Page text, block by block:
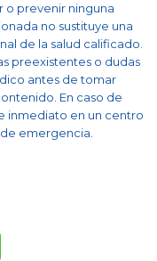
o prevenir ninguna
no sustituye una
de la salud calificado.
preexistentes o dudas
antes de tomar
En caso de
inmediato en un centro
emergencia.